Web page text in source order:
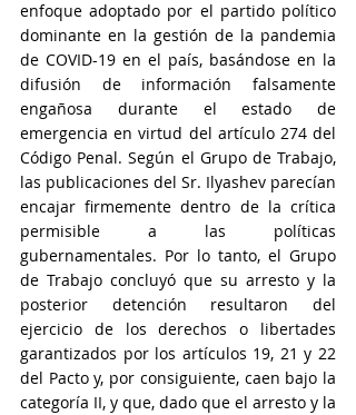
enfoque adoptado por el partido político
dominante en la gestión de la pandemia
de COVID-19 en el país, basándose en la
difusión de información falsamente
engañosa durante el estado de
emergencia en virtud del artículo 274 del
Código Penal. Según el Grupo de Trabajo,
las publicaciones del Sr. Ilyashev parecían
encajar firmemente dentro de la crítica
permisible a las políticas
gubernamentales. Por lo tanto, el Grupo
de Trabajo concluyó que su arresto y la
posterior detención resultaron del
ejercicio de los derechos o libertades
garantizados por los artículos 19, 21 y 22
del Pacto y, por consiguiente, caen bajo la
categoría II, y que, dado que el arresto y la